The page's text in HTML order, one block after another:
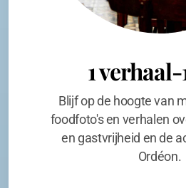
1
Blijf op de hoogte van
foodfoto's en verhalen
en gastvrijheid en de
Ordéon.